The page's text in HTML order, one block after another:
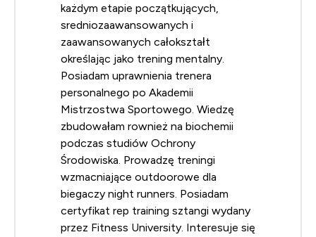
każdym etapie początkujących,
sredniozaawansowanych i
zaawansowanych całokształt
określając jako trening mentalny.
Posiadam uprawnienia trenera
personalnego po Akademii
Mistrzostwa Sportowego. Wiedzę
zbudowałam rownież na biochemii
podczas studiów Ochrony
Środowiska. Prowadzę treningi
wzmacniające outdoorowe dla
biegaczy night runners. Posiadam
certyfikat rep training sztangi wydany
przez Fitness University. Interesuje się